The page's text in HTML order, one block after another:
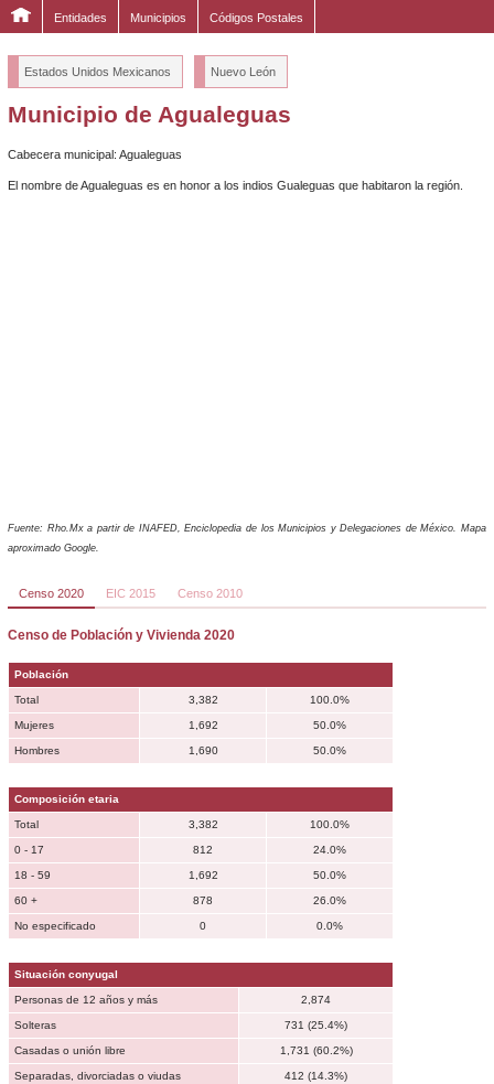
Entidades Municipios Códigos Postales
Estados Unidos Mexicanos Nuevo León
Municipio de Agualeguas
Cabecera municipal: Agualeguas
El nombre de Agualeguas es en honor a los indios Gualeguas que habitaron la región.
Fuente: Rho.Mx a partir de INAFED, Enciclopedia de los Municipios y Delegaciones de México. Mapa
aproximado Google.
Censo 2020 EIC 2015 Censo 2010
Censo de Población y Vivienda 2020
Población
Total 3,382 100.0%
Mujeres 1,692 50.0%
Hombres 1,690 50.0%
Composición etaria
Total 3,382 100.0%
0 - 17 812 24.0%
18 - 59 1,692 50.0%
60 + 878 26.0%
No especificado 0 0.0%
Situación conyugal
Personas de 12 años y más 2,874
Solteras 731 (25.4%)
Casadas o unión libre 1,731 (60.2%)
Separadas, divorciadas o viudas 412 (14.3%)